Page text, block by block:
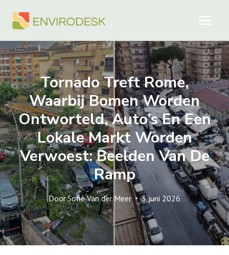
naar
Tornado Treft Rome,
Waarbij Bomen Worden
Ontworteld, Auto’s En Een
Lokale Markt Worden
Verwoest: Beelden Van De
Ramp
DoorSofie Van der Meer 3 juni 2026